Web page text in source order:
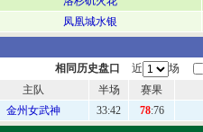
凤凰城水银
相同历史盘口
近
场
主队 半场
赛果
金州女武神 33:42 78:76